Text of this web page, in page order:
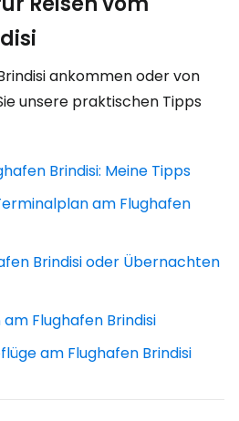
ankommen oder von
unsere praktischen Tipps
Brindisi: Meine Tipps
am Flughafen
Brindisi oder Übernachten
Flughafen Brindisi
am Flughafen Brindisi